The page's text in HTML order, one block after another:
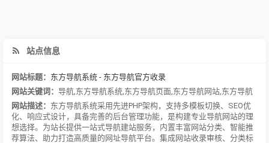
站点信息
网站标题： 东方导航系统 - 东方导航官方收录
网站关键词： 导航 东方导航系统 东方导航页面 东方导航网站 东方导航
网站描述： 东方导航系统采用先进PHP架构，支持多模板切换、SEO优
化、响应式设计，具备完善的后台管理功能，是构建专业导航网站的理
想选择。为站长提供一站式导航建站服务，内置丰富网站分类、智能推
荐算法、助力打造高质量的网址导航平台。集成网站收录审核、分类标